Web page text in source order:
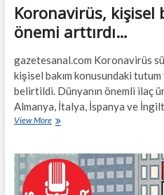
Koronavirüs, kişisel
önemi arttırdı…
gazetesanal.com Koronavirüs
kişisel bakım konusundaki
belirtildi. Dünyanın önemli ilaç
Almanya, İtalya, İspanya ve
View MoreKoronavirüs,
verilen
arttırdı…